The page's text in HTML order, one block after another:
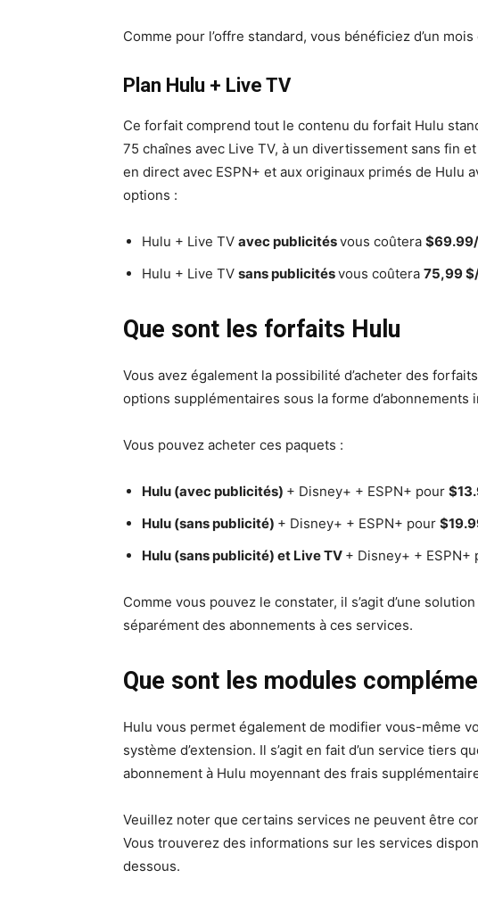
Comme pour l’offre standard, vous bénéficiez d’un mois
Plan Hulu + Live TV
Ce forfait comprend tout le contenu du forfait Hulu
75 chaînes avec Live TV, à un divertissement sans fin
en direct avec ESPN+ et aux originaux primés de Hulu
options :
Hulu + Live TV avec publicitésvous coûtera
Hulu + Live TV sans publicitésvous coûtera 75,99
Que sont les forfaits Hulu
Vous avez également la possibilité d’acheter des
options supplémentaires sous la forme d’abonnements
Vous pouvez acheter ces paquets :
Hulu (avec publicités) + Disney+ + ESPN+ pour
Hulu (sans publicité) + Disney+ + ESPN+ pour
Hulu (sans publicité) et Live TV + Disney+ + ESPN+
Comme vous pouvez le constater, il s’agit d’une
séparément des abonnements à ces services.
Que sont les modules
Hulu vous permet également de modifier vous-même
système d’extension. Il s’agit en fait d’un service tiers
abonnement à Hulu moyennant des frais
Veuillez noter que certains services ne peuvent être
Vous trouverez des informations sur les services
dessous.